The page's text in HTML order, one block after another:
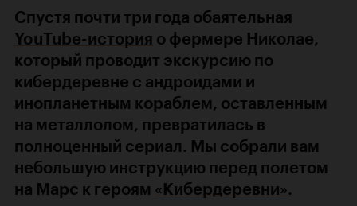
Спустя почти три года обаятельная
YouTube-история о фермере Николае,
который проводит экскурсию по
кибердеревне с андроидами и
инопланетным кораблем, оставленным
на металлолом, превратилась в
полноценный сериал. Мы собрали вам
небольшую инструкцию перед полетом
на Марс к героям «Кибердеревни».